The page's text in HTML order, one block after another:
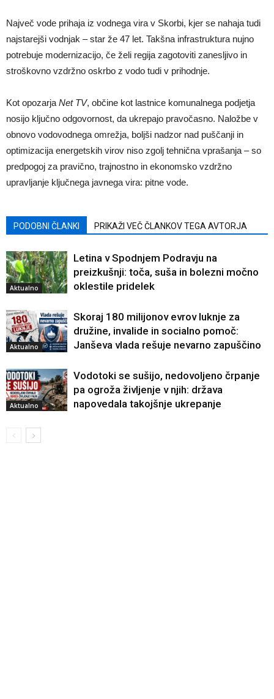
Največ vode prihaja iz vodnega vira v Skorbi, kjer se nahaja tudi
najstarejši vodnjak – star že 47 let. Takšna infrastruktura nujno
potrebuje modernizacijo, če želi regija zagotoviti zanesljivo in
stroškovno vzdržno oskrbo z vodo tudi v prihodnje.
Kot opozarja Net TV, občine kot lastnice komunalnega podjetja
nosijo ključno odgovornost, da ukrepajo pravočasno. Naložbe v
obnovo vodovodnega omrežja, boljši nadzor nad puščanji in
optimizacija energetskih virov niso zgolj tehnična vprašanja – so
predpogoj za pravično, trajnostno in ekonomsko vzdržno
upravljanje ključnega javnega vira: pitne vode.
PODOBNI ČLANKI PRIKAŽI VEČ ČLANKOV TEGA AVTORJA
Aktualno
Letina v Spodnjem Podravju na
preizkušnji: toča, suša in bolezni močno
oklestile pridelek
Aktualno
Skoraj 180 milijonov evrov luknje za
družine, invalide in socialno pomoč:
Janševa vlada rešuje nevarno zapuščino
Aktualno
Vodotoki se sušijo, nedovoljeno črpanje
pa ogroža življenje v njih: država
napovedala takojšnje ukrepanje